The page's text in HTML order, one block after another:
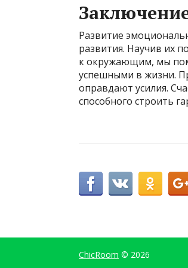
Развитие
развития. Научив их
к окружающим, мы
успешными в жизни.
оправдают усилия.
способного строить
ChicRoom © 2026